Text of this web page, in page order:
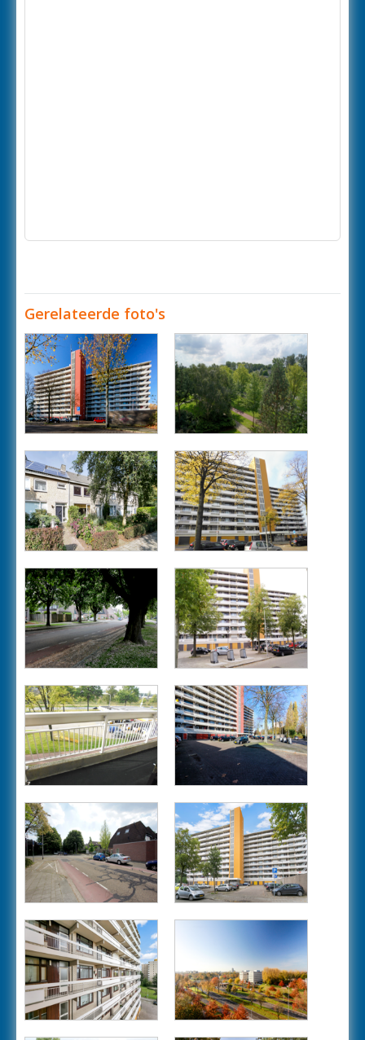
Gerelateerde foto's